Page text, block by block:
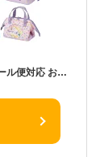
スケーター 保冷バッグ 保冷 ランチバッグ がま口 メール便対応 お弁当 小さめ 子供 幼稚園 保育園 KGA0